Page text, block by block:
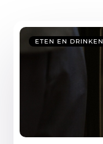
ETEN EN DRINKEN